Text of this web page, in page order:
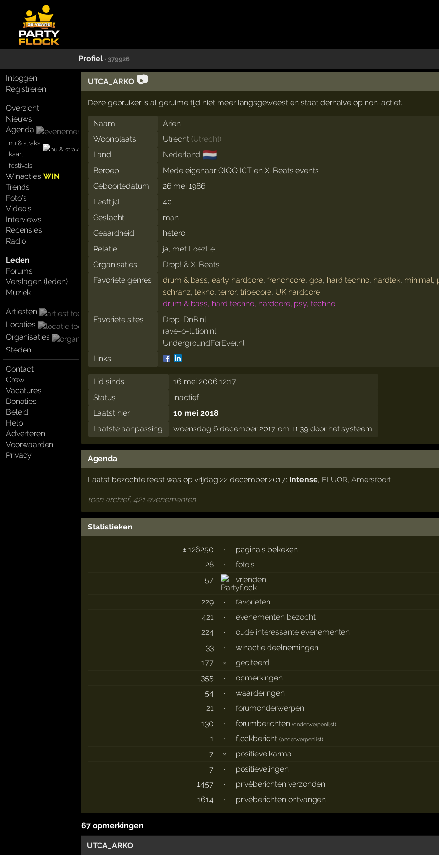
Profiel · 379926
Inloggen
Registreren
Overzicht
Nieuws
Agenda
nu & straks
kaart
festivals
WinactiesWIN
Trends
Foto's
Video's
Interviews
Recensies
Radio
Leden
Forums
Verslagen (leden)
Muziek
Artiesten
Locaties
Organisaties
Steden
Contact
Crew
Vacatures
Donaties
Beleid
Help
Adverteren
Voorwaarden
Privacy
UTCA_ARKO 📷
Deze gebruiker is al geruime tijd niet meer langsgeweest en staat derhalve op non-actief.
Naam
Arjen
Woonplaats
Utrecht (Utrecht)
Land
Nederland 🇳🇱
Beroep
Mede eigenaar QIQQ ICT en X-Beats events
Geboortedatum
26 mei 1986
Leeftijd
40
Geslacht
man
Geaardheid
hetero
Relatie
ja, met LoezLe
Organisaties
Drop! &X-Beats
Favoriete genres
drum & bass,early hardcore,frenchcore,goa, hard techno, hardtek, minimal,
schranz,tekno,terror,tribecore, UK hardcore
drum & bass, hard techno, hardcore, psy, techno
Favoriete sites
Drop-DnB.nl
rave-o-lution.nl
UndergroundForEver.nl
Links
Lid sinds
16 mei 2006 12:17
Status
inactief
Laatst hier
10 mei 2018
Laatste aanpassing
woensdag 6 december 2017 om 11:39 door het systeem
Agenda
Laatst bezochte feest was op vrijdag 22 december 2017: Intense, FLUOR, Amersfoort
toon archief, 421 evenementen
Statistieken
± 126250 ·
pagina's bekeken
28
·
foto's
57
vrienden
229 ·
favorieten
421
·
evenementen bezocht
224
·
oude interessante evenementen
33
·
winactie deelnemingen
177
×
geciteerd
355
·
opmerkingen
54
·
waarderingen
21
·
forumonderwerpen
130
· forumberichten(onderwerpenlijst)
1 · flockbericht(onderwerpenlijst)
7 ×
positieve karma
7
·
positievelingen
1457
·
privéberichten verzonden
1614
· privéberichten ontvangen
67 opmerkingen
UTCA_ARKO